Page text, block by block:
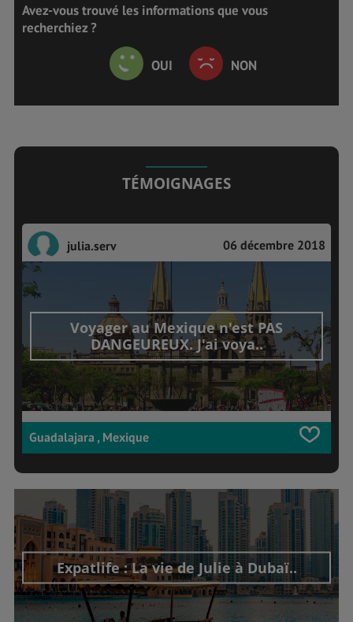
Avez-vous trouvé les informations que vous
recherchiez ?
OUI NON
TÉMOIGNAGES
julia.serv 06 décembre 2018
Voyager au Mexique n'est PAS
DANGEUREUX. J'ai voya..
Guadalajara , Mexique
Expatlife : La vie de Julie à Dubaï..